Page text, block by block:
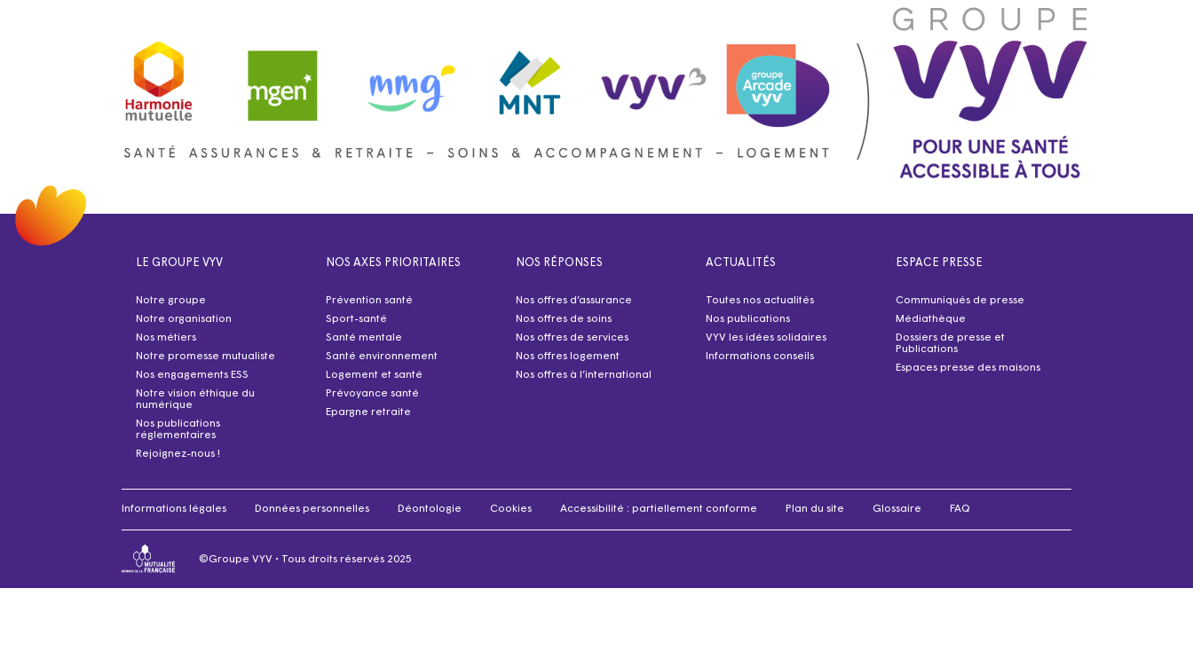
LE GROUPE VYV
Notre groupe
Notre organisation
Nos métiers
Notre promesse mutualiste
Nos engagements ESS
Notre vision éthique du
numérique
Nos publications
réglementaires
Rejoignez-nous !
NOS AXES PRIORITAIRES
Prévention santé
Sport-santé
Santé mentale
Santé environnement
Logement et santé
Prévoyance santé
Epargne retraite
NOS RÉPONSES
Nos offres d’assurance
Nos offres de soins
Nos offres de services
Nos offres logement
Nos offres à l’international
ACTUALITÉS
Toutes nos actualités
Nos publications
VYV les idées solidaires
Informations conseils
ESPACE PRESSE
Communiqués de presse
Médiathèque
Dossiers de presse et
Publications
Espaces presse des maisons
Informations légales Données personnelles Déontologie Cookies Accessibilité : partiellement conforme Plan du site Glossaire FAQ
©Groupe VYV • Tous droits réservés 2025